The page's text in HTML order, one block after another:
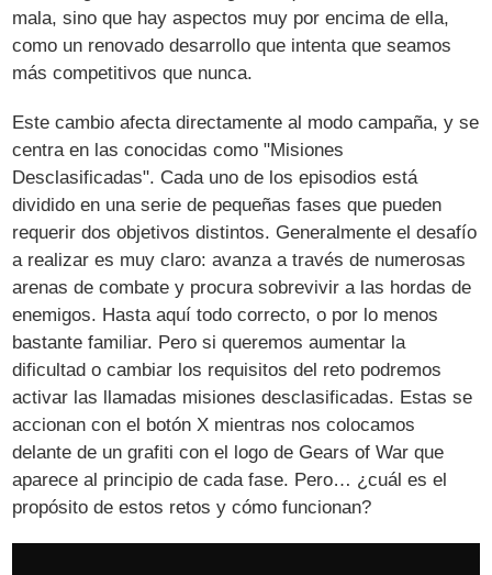
mala, sino que hay aspectos muy por encima de ella,
como un renovado desarrollo que intenta que seamos
más competitivos que nunca.
Este cambio afecta directamente al modo campaña, y se
centra en las conocidas como "Misiones
Desclasificadas". Cada uno de los episodios está
dividido en una serie de pequeñas fases que pueden
requerir dos objetivos distintos. Generalmente el desafío
a realizar es muy claro: avanza a través de numerosas
arenas de combate y procura sobrevivir a las hordas de
enemigos. Hasta aquí todo correcto, o por lo menos
bastante familiar. Pero si queremos aumentar la
dificultad o cambiar los requisitos del reto podremos
activar las llamadas misiones desclasificadas. Estas se
accionan con el botón X mientras nos colocamos
delante de un grafiti con el logo de Gears of War que
aparece al principio de cada fase. Pero… ¿cuál es el
propósito de estos retos y cómo funcionan?